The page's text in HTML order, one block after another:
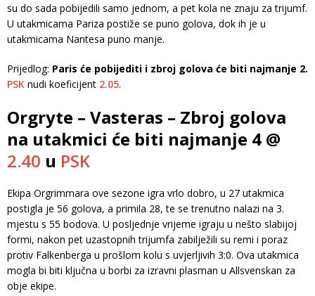
su do sada pobijedili samo jednom, a pet kola ne znaju za trijumf.
U utakmicama Pariza postiže se puno golova, dok ih je u
utakmicama Nantesa puno manje.
Prijedlog: Paris će pobijediti i zbroj golova će biti najmanje 2.
PSK nudi koeficijent 2.05.
Orgryte – Vasteras – Zbroj golova
na utakmici će biti najmanje 4 @
2.40 u PSK
Ekipa Orgrimmara ove sezone igra vrlo dobro, u 27 utakmica
postigla je 56 golova, a primila 28, te se trenutno nalazi na 3.
mjestu s 55 bodova. U posljednje vrijeme igraju u nešto slabijoj
formi, nakon pet uzastopnih trijumfa zabilježili su remi i poraz
protiv Falkenberga u prošlom kolu s uvjerljivih 3:0. Ova utakmica
mogla bi biti ključna u borbi za izravni plasman u Allsvenskan za
obje ekipe.